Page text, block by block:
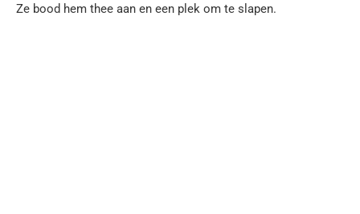
Ze bood hem thee aan en een plek om te slapen.